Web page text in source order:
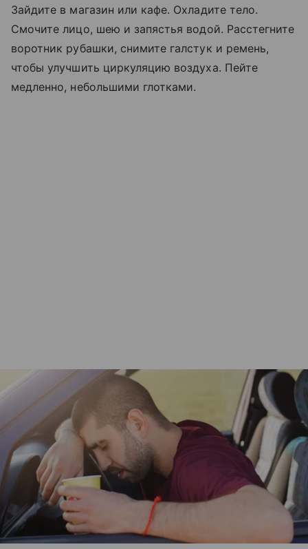
Зайдите в магазин или кафе. Охладите тело.
Смочите лицо, шею и запястья водой. Расстегните
воротник рубашки, снимите галстук и ремень,
чтобы улучшить циркуляцию воздуха. Пейте
медленно, небольшими глотками.